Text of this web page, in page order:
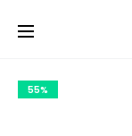
Inicio
55%